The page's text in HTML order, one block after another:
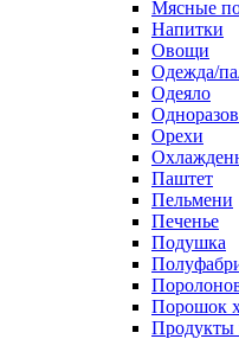
Мясные
Напитки
Овощи
Одежда/
Одеяло
Орехи
Паштет
Пельмени
Печенье
Подушка
Порошок
Продукты